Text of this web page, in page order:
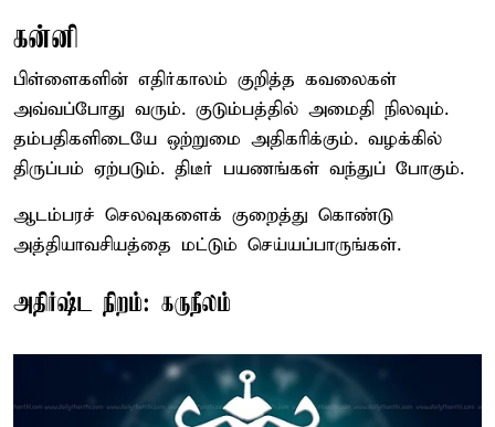
கன்னி
பிள்ளைகளின் எதிர்காலம் குறித்த கவலைகள்
அவ்வப்போது வரும். குடும்பத்தில் அமைதி நிலவும்.
தம்பதிகளிடையே ஒற்றுமை அதிகரிக்கும். வழக்கில்
திருப்பம் ஏற்படும். திடீர் பயணங்கள் வந்துப் போகும்.
ஆடம்பரச் செலவுகளைக் குறைத்து கொண்டு
அத்தியாவசியத்தை மட்டும் செய்யப்பாருங்கள்.
அதிர்ஷ்ட நிறம்: கருநீலம்